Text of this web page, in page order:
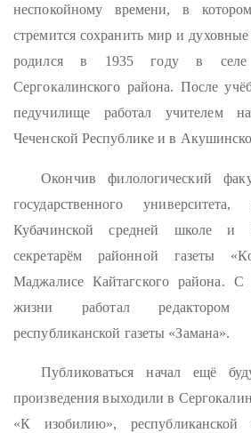
неспокойному времени, в
стремится сохранить мир и
родился в 1935 году в
Сергокалинского района. После
педучилище работал учителем
Чеченской Республике и в
Окончив филологический
государственного
Кубачинской средней школе и
секретарём районной газеты
Маджалисе Кайтагского района.
жизни работал редактором
республиканской газеты «Замана».
Публиковаться начал ещё
произведения выходили в
«К изобилию», республиканской